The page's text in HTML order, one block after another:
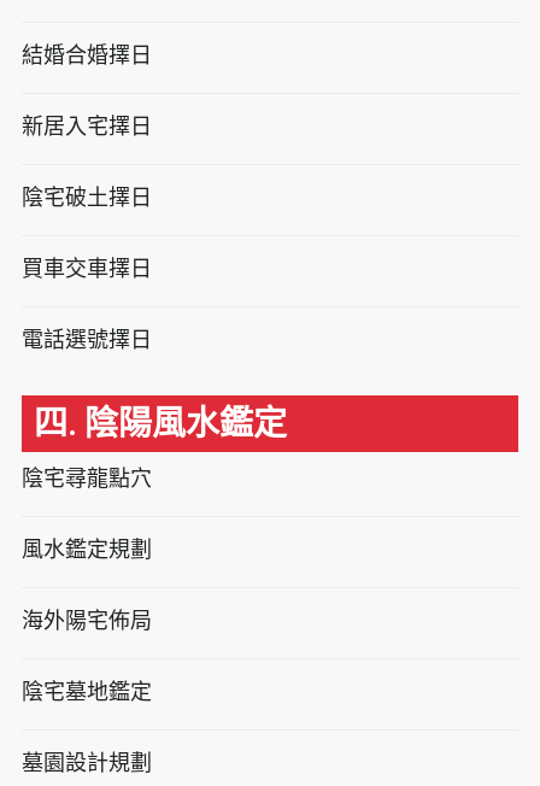
結婚合婚擇日
新居入宅擇日
陰宅破土擇日
買車交車擇日
電話選號擇日
四. 陰陽風水鑑定
陰宅尋龍點穴
風水鑑定規劃
海外陽宅佈局
陰宅墓地鑑定
墓園設計規劃